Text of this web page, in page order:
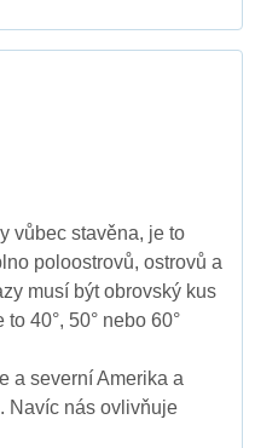
vůbec stavěna, je to
poloostrovů, ostrovů a
musí být obrovský kus
40°, 50° nebo 60°
a severní Amerika a
Navíc nás ovlivňuje